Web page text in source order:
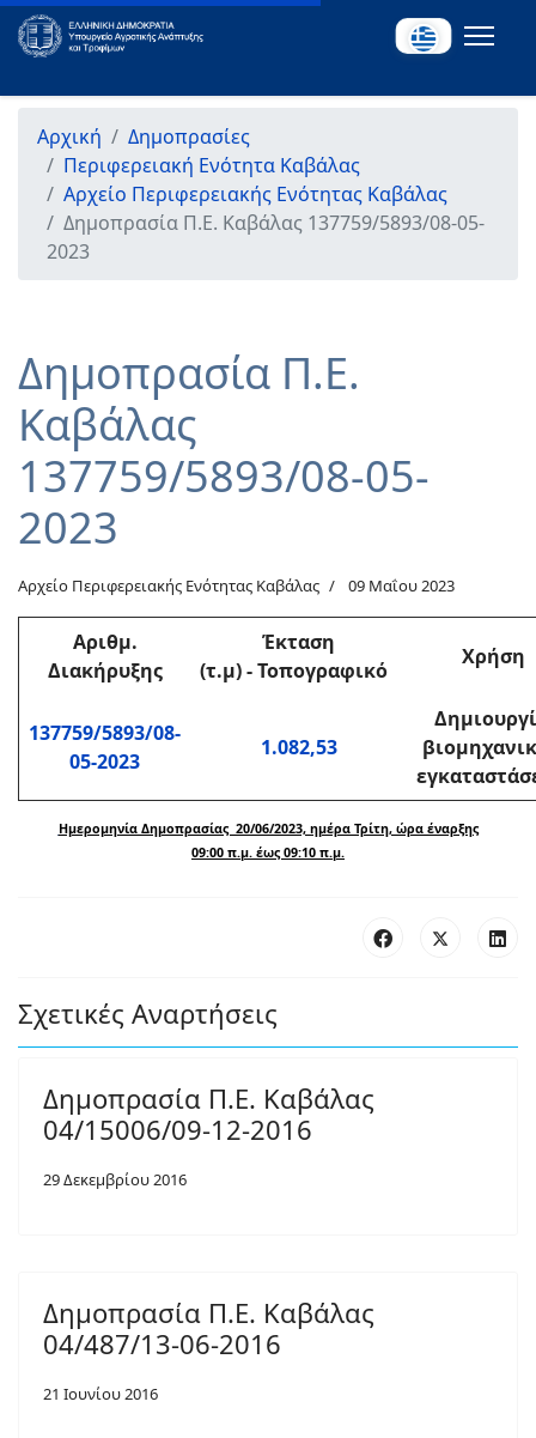
Αρχική
Δημοπρασίες
Περιφερειακή Ενότητα Καβάλας
Αρχείο Περιφερειακής Ενότητας Καβάλας
Δημοπρασία Π.Ε. Καβάλας 137759/5893/08-05-
2023
Δημοπρασία Π.Ε.
Καβάλας
137759/5893/08-05-
2023
Αρχείο Περιφερειακής Ενότητας Καβάλας 09 Μαΐου 2023
Αριθμ.
Διακήρυξης
Έκταση
(τ.μ)-Τοπογραφικό
Χρήση
137759/5893/08-
05-2023
1.082,53
Ημερομηνία Δημοπρασίας 20/06/2023, ημέρα Τρίτη, ώρα έναρξης
09:00 π.μ. έως 09:10 π.μ.
Σχετικές Αναρτήσεις
Δημοπρασία Π.Ε. Καβάλας
04/15006/09-12-2016
29 Δεκεμβρίου 2016
Δημοπρασία Π.Ε. Καβάλας
04/487/13-06-2016
21 Ιουνίου 2016